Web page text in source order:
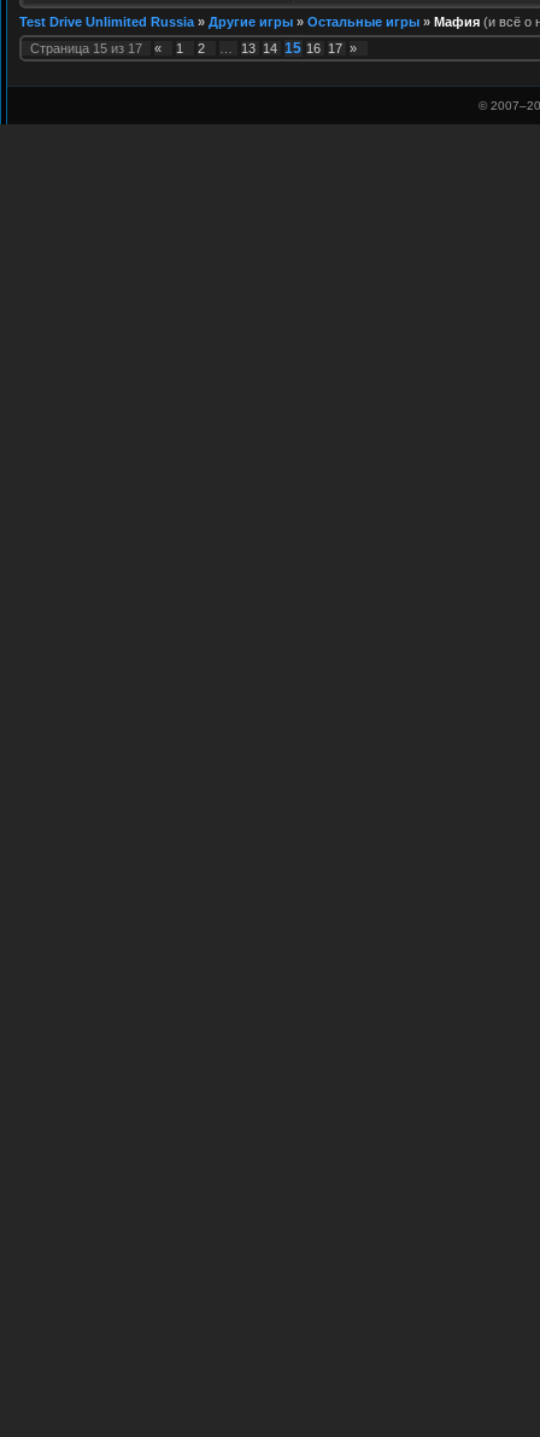
Test Drive Unlimited Russia » Другие игры » Остальные игры » Мафия (и всё о
Страница 15 из 17 « 1 2 13 14 15 16 17 »
© 2007–